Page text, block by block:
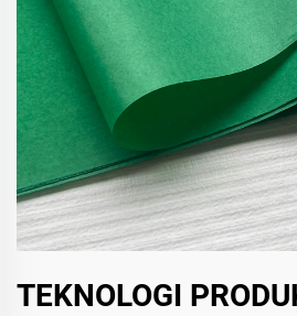
TEKNOLOGI